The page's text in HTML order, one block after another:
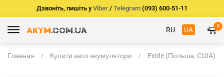
Дзвоніть, пишіть у Viber / Telegram (093) 600-51-11
RU UA 0
Главная Купити авто акумулятори Exide (Польша, США)